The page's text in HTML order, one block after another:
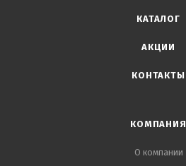
КАТАЛОГ
АКЦИИ
КОНТАКТЫ
КОМПАНИЯ
О компании